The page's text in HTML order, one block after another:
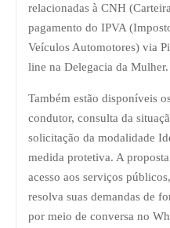
relacionadas à CNH
pagamento do IPVA
Veículos Automotores) via
line na Delegacia da Mulher.
Também estão disponíveis
condutor, consulta da
solicitação da modalidade
medida protetiva. A
acesso aos serviços
resolva suas demandas de
por meio de conversa no